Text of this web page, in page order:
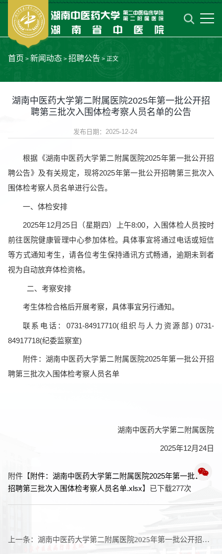
首页 > 新闻动态> 招聘公告> 正文
湖南中医药大学第二附属医院2025年第一批公开招
聘第三批次入围体检考察人员名单的公告
发布日期：2025-12-24
根据《湖南中医药大学第二附属医院2025年第一批公开招
聘公告》及有关规定，现将2025年第一批公开招聘第三批次入
围体检考察人员名单进行公告。
一、体检安排
2025年12月25日（星期四）上午8:00，入围体检人员按时
前往医院健康管理中心参加体检。具体事宜将通过电话或短信
等方式通知考生，请各位考生保持通讯方式畅通，逾期未到者
视为自动放弃体检资格。
二、考察安排
考生体检合格后开展考察，具体事宜另行通知。
联系电话：0731-84917710(组织与人力资源部) 0731-
84917718(纪委监察室)
附件：湖南中医药大学第二附属医院2025年第一批公开招
聘第三批次入围体检考察人员名单
湖南中医药大学第二附属医院
2025年12月24日
附件【附件：湖南中医药大学第二附属医院2025年第一批公开
招聘第三批次入围体检考察人员名单.xlsx】已下载277次
上一条： 湖南中医药大学第二附属医院2025年第一批公开招聘第三批次拟聘用人员名单公示